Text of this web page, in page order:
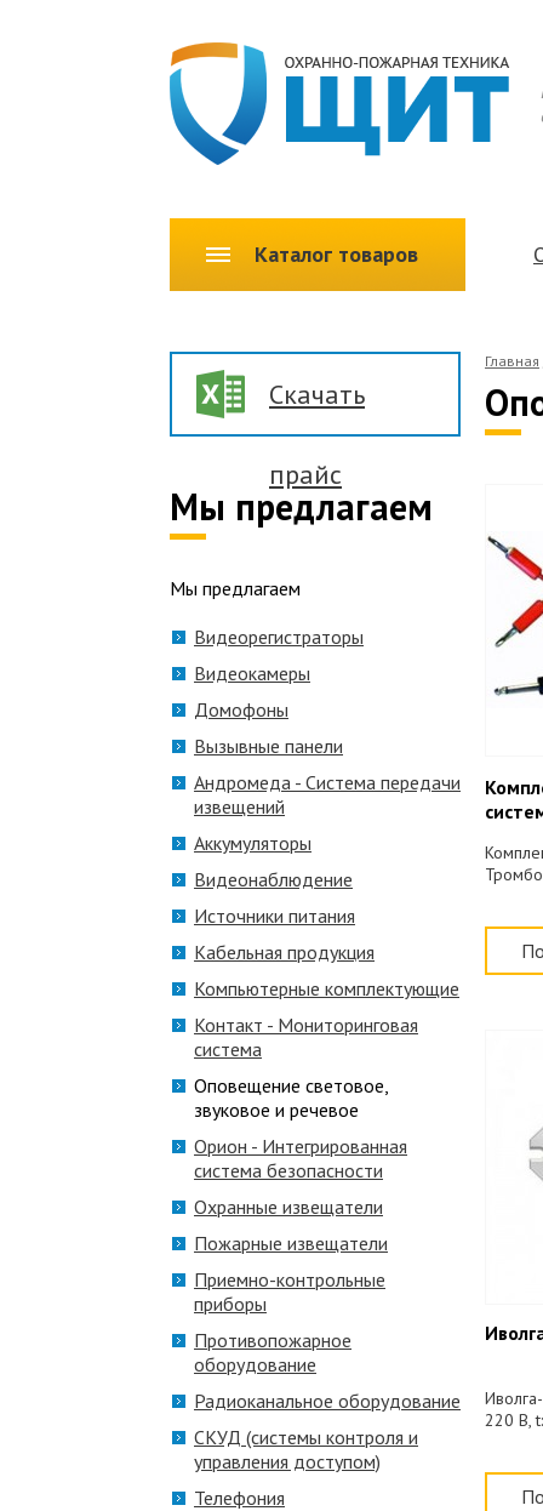
Каталог товаров
Главная
220 В,
Скачать
прайс
Мы предлагаем
Мы предлагаем
Видеорегистраторы
Видеокамеры
Домофоны
Вызывные панели
Андромеда - Система передачи
извещений
Аккумуляторы
Видеонаблюдение
Источники питания
Кабельная продукция
Компьютерные комплектующие
Контакт - Мониторинговая
система
Оповещение световое,
звуковое и речевое
Орион - Интегрированная
система безопасности
Охранные извещатели
Пожарные извещатели
Приемно-контрольные
приборы
Противопожарное
оборудование
Радиоканальное оборудование
СКУД (системы контроля и
управления доступом)
Телефония